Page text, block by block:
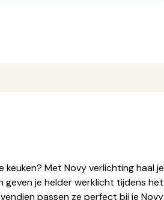
Met Novy verlichting haal je
geven je helder werklicht tijdens het
passen ze perfect bij je Novy